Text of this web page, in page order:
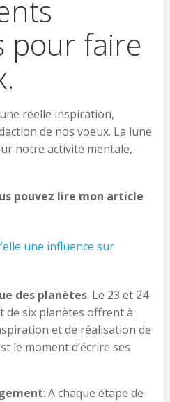
pour faire
réelle inspiration,
de nos voeux. La lune
notre activité mentale,
pouvez lire mon article
une influence sur
des planètes. Le 23 et 24
de six planètes offrent à
et de réalisation de
le moment d’écrire ses
: A chaque étape de